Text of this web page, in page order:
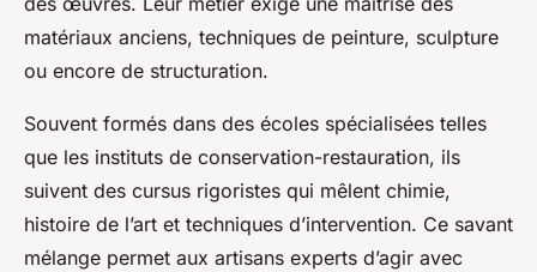
matériaux anciens, techniques de peinture, sculpture
ou encore de structuration.
Souvent formés dans des écoles spécialisées telles
que les instituts de conservation-restauration, ils
suivent des cursus rigoristes qui mêlent chimie,
histoire de l’art et techniques d’intervention. Ce savant
mélange permet aux artisans experts d’agir avec